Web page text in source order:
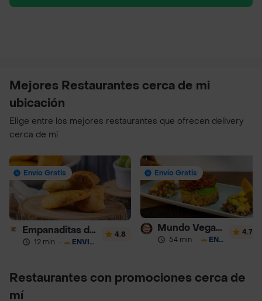
Mejores Restaurantes cerca de mi
ubicación
Elige entre los mejores restaurantes que ofrecen delivery
cerca de mí
Envío Gratis
Empanaditas de Pipian - Empanadas
12 min · ENVÍO GRATIS
4.8
Envío Gratis
Mundo Vegano
54 min · ENVÍO GRATIS
4.7
Restaurantes con promociones cerca de
mí